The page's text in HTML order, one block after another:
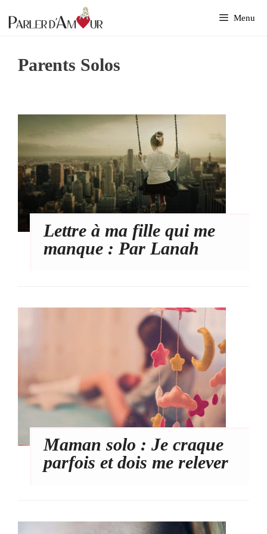
au
Menu
Parents Solos
Lettre à ma fille qui me
manque : Par Lanah
Maman solo : Je craque
parfois et dois me relever